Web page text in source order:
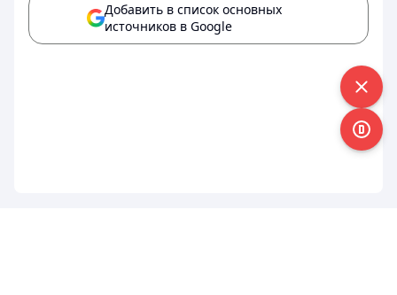
Добавить в список основных
источников в Google